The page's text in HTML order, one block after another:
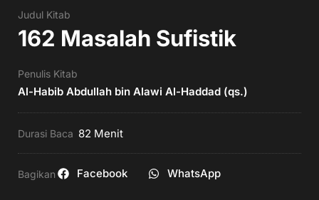
Judul Kitab
162 Masalah Sufistik
Penulis Kitab
Al-Habib Abdullah bin Alawi Al-Haddad (qs.)
Durasi Baca 82 Menit
Bagikan Facebook WhatsApp